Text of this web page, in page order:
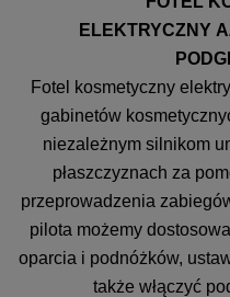
ELEKTRYCZNY
Fotel kosmetyczny
gabinetów
niezależnym silnikom
płaszczyznach za
przeprowadzenia
pilota możemy
oparcia i podnóżków,
także włączyć